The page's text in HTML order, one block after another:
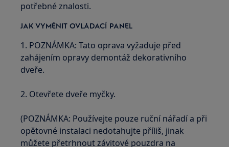
potřebné znalosti.
JAK VYMĚNIT OVLÁDACÍ PANEL
1. POZNÁMKA: Tato oprava vyžaduje před
zahájením opravy demontáž dekorativního
dveře.
2. Otevřete dveře myčky.
(POZNÁMKA: Používejte pouze ruční nářadí a při
opětovné instalaci nedotahujte příliš, jinak
můžete přetrhnout závitové pouzdra na